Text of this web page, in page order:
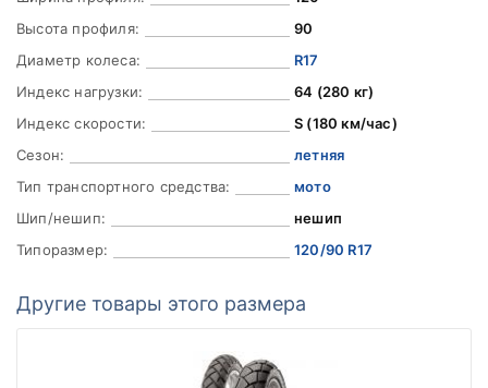
Высота профиля:
90
Диаметр колеса:
R17
Индекс нагрузки:
64 (280 кг)
Индекс скорости:
S (180 км/час)
Сезон:
летняя
Тип транспортного средства:
мото
Шип/нешип:
нешип
Типоразмер:
120/90 R17
Другие товары этого размера